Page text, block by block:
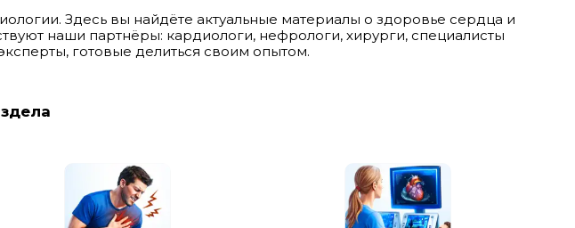
Здесь вы найдёте актуальные материалы о здоровье сердца и
наши партнёры: кардиологи, нефрологи, хирурги, специалисты
готовые делиться своим опытом.